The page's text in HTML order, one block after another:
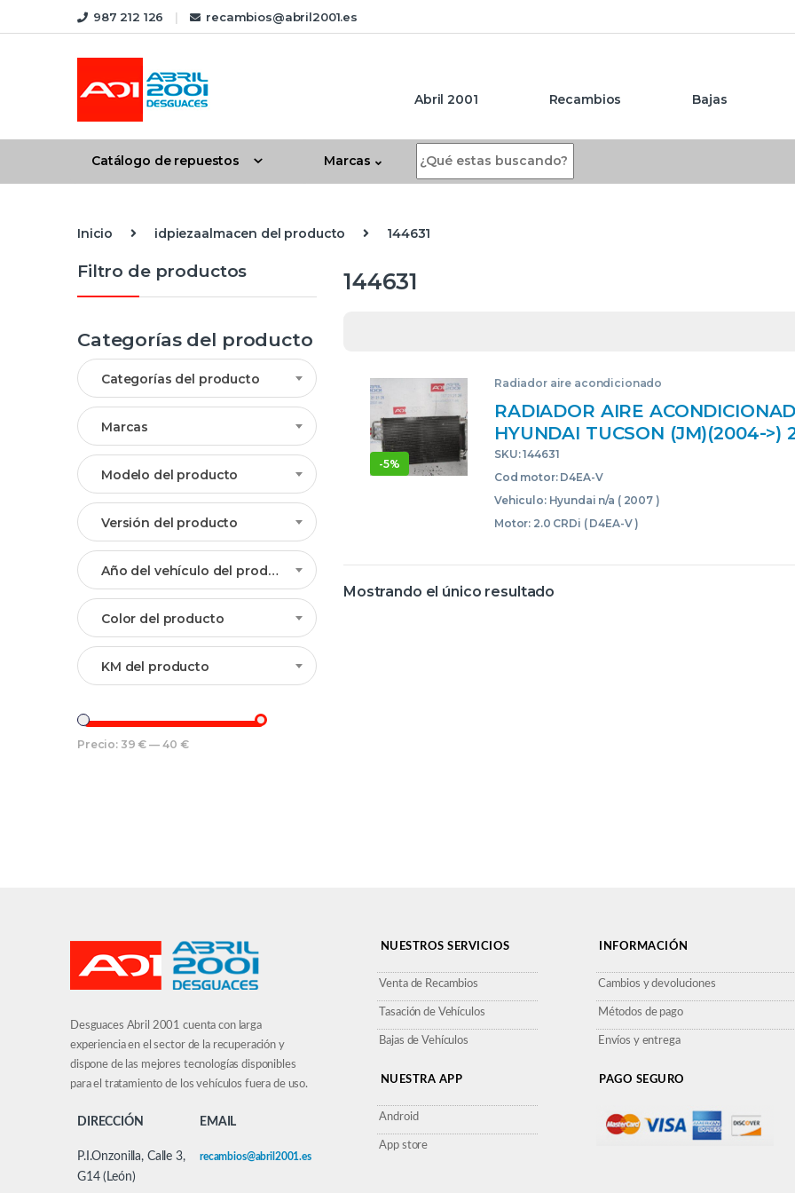
Skip to navigation
Skip to content987 212 126 recambios@abril2001.es
Abril 2001 Recambios Bajas
Catálogo de repuestos Marcas
Inicio idpiezaalmacen del producto 144631
144631
-5%
Radiador aire acondicionado
RADIADOR AIRE
HYUNDAI TUCSON (JM)(2004->)
D4EA-V D4EAV GRIS
CONDENSADOR
SKU: 144631
Cod motor: D4EA-V
Vehiculo: Hyundai n/a ( 2007 )
Motor: 2.0 CRDi ( D4EA-V )
Mostrando el único resultado
Filtro de productos
Categorías del producto
Categorías del producto
Marcas
Modelo del producto
Versión del producto
Año del vehículo del producto
Color del producto
KM del producto
Precio: 39 € — 40 €
Desguaces Abril 2001 cuenta con larga
experiencia en el sector de la recuperación y
dispone de las mejores tecnologías disponibles
para el tratamiento de los vehículos fuera de uso.
DIRECCIÓN EMAIL
P.I.Onzonilla, Calle 3,
G14 (León)
recambios@abril2001.es
NUESTROS SERVICIOS
Venta de Recambios
Tasación de Vehículos
Bajas de Vehículos
NUESTRA APP
Android
App store
INFORMACIÓN
Cambios y devoluciones
Métodos de pago
Envíos y entrega
PAGO SEGURO